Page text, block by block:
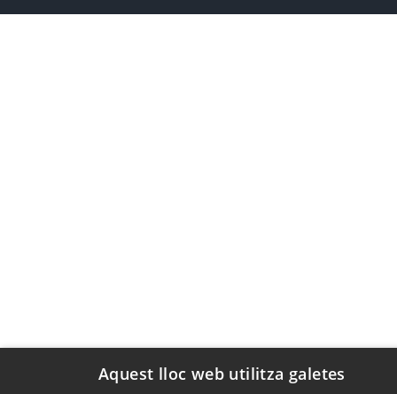
Aquest lloc web utilitza galetes